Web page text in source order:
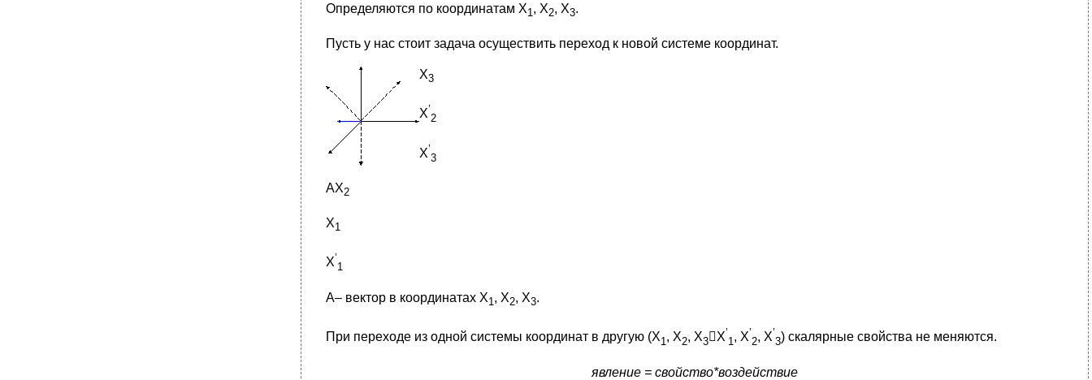
Определяются по координатам X1 , X2, X3.
Пусть у нас стоит задача осуществить переход к новой системе координат.
X3
X’
2
X’
3
AX2
X1
X’
1
A– вектор в координатах X1, X2, X3.
При переходе из одной системы координат в другую (X1 , X2, X3X’
1 , X’
2, X’
3) скалярные свойства не меняются.
явление = свойство*воздействие